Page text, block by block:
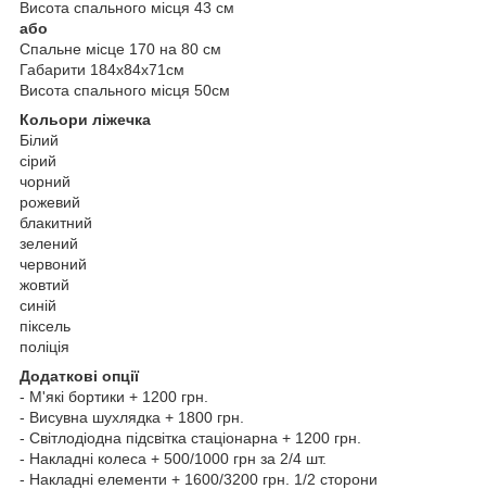
Висота спального місця 43 см
або
Спальне місце 170 на 80 см
Габарити 184х84х71см
Висота спального місця 50см
Кольори ліжечка
Білий
сірий
чорний
рожевий
блакитний
зелений
червоний
жовтий
синій
піксель
поліція
Додаткові опції
- М'якi бортики + 1200 грн.
- Висувна шухлядка + 1800 грн.
- Світлодіодна підсвітка стаціонарна + 1200 грн.
- Накладні колеса + 500/1000 грн за 2/4 шт.
- Накладні елементи + 1600/3200 грн. 1/2 сторони